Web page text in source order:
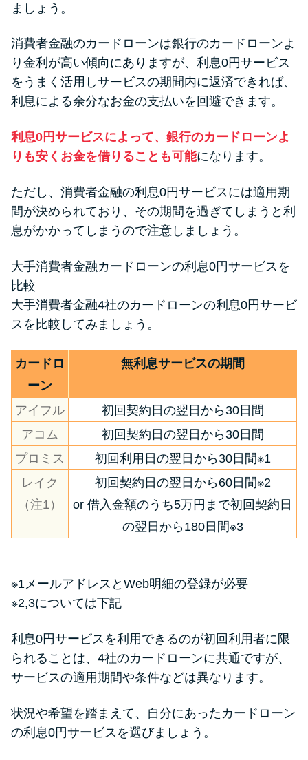
ましょう。
消費者金融のカードローンは銀行のカードローンよ
り金利が高い傾向にありますが、利息0円サービス
をうまく活用しサービスの期間内に返済できれば、
利息による余分なお金の支払いを回避できます。
利息0円サービスによって、銀行のカードローンよ
りも安くお金を借りることも可能になります。
ただし、消費者金融の利息0円サービスには適用期
間が決められており、その期間を過ぎてしまうと利
息がかかってしまうので注意しましょう。
大手消費者金融カードローンの利息0円サービスを
比較
大手消費者金融4社のカードローンの利息0円サービ
スを比較してみましょう。
カードロ
ーン
無利息サービスの期間
アイフル
初回契約日の翌日から30日間
アコム
初回契約日の翌日から30日間
プロミス
初回利用日の翌日から30日間※1
レイク
（注1）
初回契約日の翌日から60日間※2
or 借入金額のうち5万円まで初回契約日
の翌日から180日間※3
※1メールアドレスとWeb明細の登録が必要
※2,3については下記
利息0円サービスを利用できるのが初回利用者に限
られることは、4社のカードローンに共通ですが、
サービスの適用期間や条件などは異なります。
状況や希望を踏まえて、自分にあったカードローン
の利息0円サービスを選びましょう。